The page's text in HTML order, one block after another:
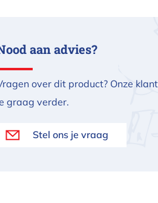
aan advies?
over dit product? Onze
graag verder.
Stel ons je vraag